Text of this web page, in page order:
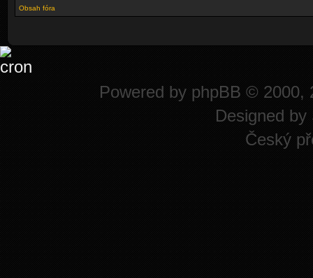
Obsah fóra
Powered by phpBB © 2000,
Designed by
Český